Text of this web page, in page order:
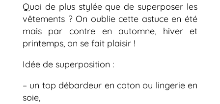
Quoi de plus stylée que de superposer les
vêtements ? On oublie cette astuce en été
mais par contre en automne, hiver et
printemps, on se fait plaisir !
Idée de superposition :
– un top débardeur en coton ou lingerie en
soie,